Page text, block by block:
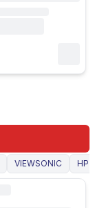
VIEWSONIC HP